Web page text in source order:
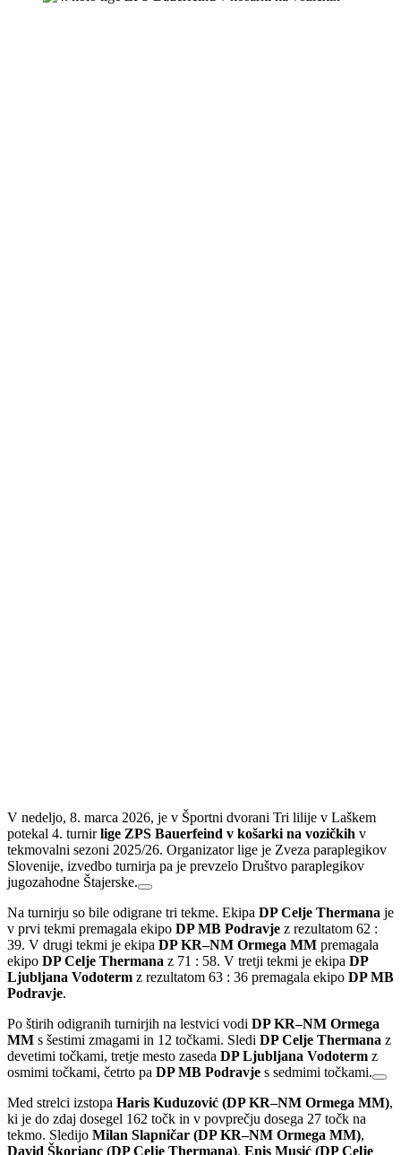
V nedeljo, 8. marca 2026, je v Športni dvorani Tri lilije v Laškem
potekal 4. turnirlige ZPS Bauerfeind v košarki na vozičkih v
tekmovalni sezoni 2025/26. Organizator lige je Zveza paraplegikov
Slovenije, izvedbo turnirja pa je prevzelo Društvo paraplegikov
jugozahodne Štajerske.
Na turnirju so bile odigrane tri tekme. Ekipa DP Celje Thermana je
v prvi tekmi premagala ekipo DP MB Podravje z rezultatom 62 :
39. V drugi tekmi je ekipa DP KR–NM Ormega MM premagala
ekipo DP Celje Thermana z 71 : 58. V tretji tekmi je ekipa DP
Ljubljana Vodoterm z rezultatom 63 : 36 premagala ekipo DP MB
Podravje.
Po štirih odigranih turnirjih na lestvici vodi DP KR–NM Ormega
MM s šestimi zmagami in 12 točkami. Sledi DP Celje Thermana z
devetimi točkami, tretje mesto zaseda DP Ljubljana Vodoterm z
osmimi točkami, četrto pa DP MB Podravje s sedmimi točkami.
Med strelci izstopa Haris Kuduzović (DP KR–NM Ormega MM),
ki je do zdaj dosegel 162 točk in v povprečju dosega 27 točk na
tekmo. Sledijo Milan Slapničar (DP KR–NM Ormega MM),
David Škorjanc (DP Celje Thermana), Enis Musić (DP Celje